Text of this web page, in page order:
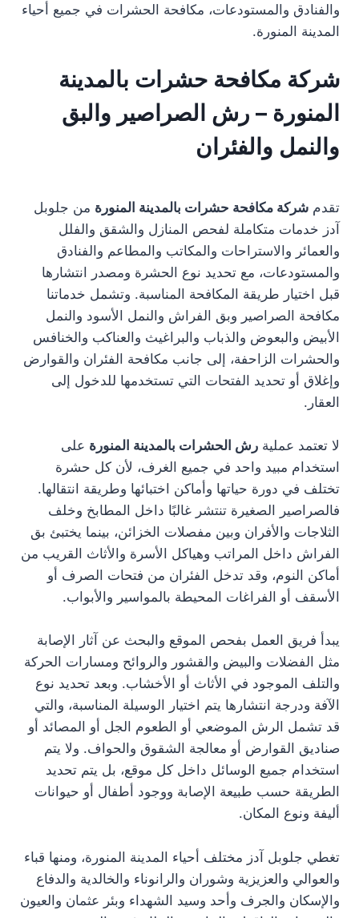
والفنادق والمستودعات، مكافحة الحشرات في جميع أحياء
المدينة المنورة.
شركة مكافحة حشرات بالمدينة
المنورة – رش الصراصير والبق
والنمل والفئران
تقدم شركة مكافحة حشرات بالمدينة المنورة من جلوبل
آدز خدمات متكاملة لفحص المنازل والشقق والفلل
والعمائر والاستراحات والمكاتب والمطاعم والفنادق
والمستودعات، مع تحديد نوع الحشرة ومصدر انتشارها
قبل اختيار طريقة المكافحة المناسبة. وتشمل خدماتنا
مكافحة الصراصير وبق الفراش والنمل الأسود والنمل
الأبيض والبعوض والذباب والبراغيث والعناكب والخنافس
والحشرات الزاحفة، إلى جانب مكافحة الفئران والقوارض
وإغلاق أو تحديد الفتحات التي تستخدمها للدخول إلى
العقار.
لا تعتمد عملية رش الحشرات بالمدينة المنورة على
استخدام مبيد واحد في جميع الغرف، لأن كل حشرة
تختلف في دورة حياتها وأماكن اختبائها وطريقة انتقالها.
فالصراصير الصغيرة تنتشر غالبًا داخل المطابخ وخلف
الثلاجات والأفران وبين مفصلات الخزائن، بينما يختبئ بق
الفراش داخل المراتب وهياكل الأسرة والأثاث القريب من
أماكن النوم، وقد تدخل الفئران من فتحات الصرف أو
الأسقف أو الفراغات المحيطة بالمواسير والأبواب.
يبدأ فريق العمل بفحص الموقع والبحث عن آثار الإصابة
مثل الفضلات والبيض والقشور والروائح ومسارات الحركة
والتلف الموجود في الأثاث أو الأخشاب. وبعد تحديد نوع
الآفة ودرجة انتشارها يتم اختيار الوسيلة المناسبة، والتي
قد تشمل الرش الموضعي أو الطعوم الجل أو المصائد أو
صناديق القوارض أو معالجة الشقوق والحواف. ولا يتم
استخدام جميع الوسائل داخل كل موقع، بل يتم تحديد
الطريقة حسب طبيعة الإصابة ووجود أطفال أو حيوانات
أليفة ونوع المكان.
تغطي جلوبل آدز مختلف أحياء المدينة المنورة، ومنها قباء
والعوالي والعزيزية وشوران والرانوناء والخالدية والدفاع
والإسكان والجرف وأحد وسيد الشهداء وبئر عثمان والعيون